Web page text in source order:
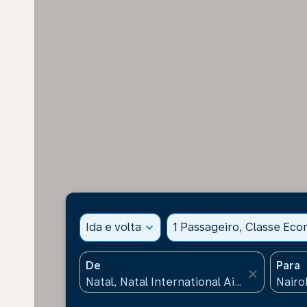
Ida e volta expand_more 1 Passageiro, Classe
De
close
Para